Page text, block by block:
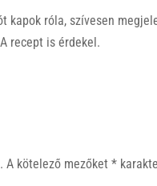
kapok róla, szívesen
recept is érdekel.
A kötelező mezőket*